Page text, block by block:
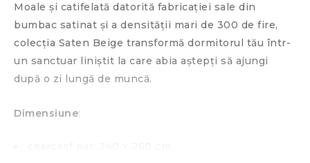
Moale și catifelată datorită fabricației sale din
bumbac satinat și a densității mari de 300 de fire,
colecția Saten Beige transformă dormitorul tău într-
un sanctuar liniștit la care abia aștepți să ajungi
după o zi lungă de muncă.
Dimensiune: